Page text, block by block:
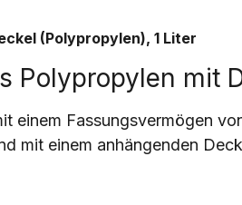
(Polypropylen), 1 Liter
Polypropylen mit
einem Fassungsvermögen
mit einem anhängenden